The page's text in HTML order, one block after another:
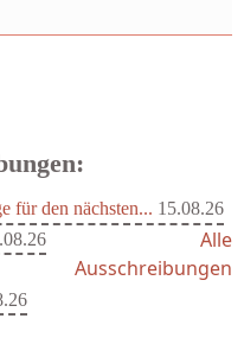
für den nächsten... 15.08.26
Alle
Ausschreibungen